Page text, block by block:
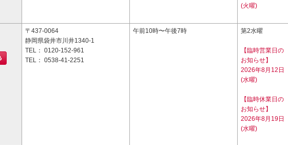
(火曜)
〒437-0064
静岡県袋井市川井1340-1
TEL： 0120-152-961
TEL： 0538-41-2251
午前10時〜午後7時 第2水曜
【臨時営業日の
お知らせ】
2026年8月12日
(水曜)
【臨時休業日の
お知らせ】
2026年8月19日
(水曜)